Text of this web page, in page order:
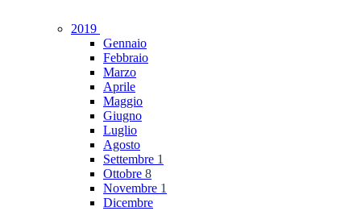
2019
Gennaio
Febbraio
Marzo
Aprile
Maggio
Giugno
Luglio
Agosto
Settembre 1
Ottobre 8
Novembre 1
Dicembre